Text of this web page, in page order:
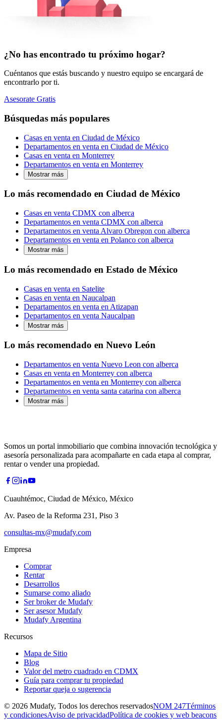
¿No has encontrado tu próximo hogar?
Cuéntanos que estás buscando y nuestro equipo se encargará de
encontrarlo por ti.
Asesorate Gratis
Búsquedas más populares
Casas en venta en Ciudad de México
Departamentos en venta en Ciudad de México
Casas en venta en Monterrey
Departamentos en venta en Monterrey
Mostrar más
Lo más recomendado en Ciudad de México
Casas en venta CDMX con alberca
Departamentos en venta CDMX con alberca
Departamentos en venta Alvaro Obregon con alberca
Departamentos en venta en Polanco con alberca
Mostrar más
Lo más recomendado en Estado de México
Casas en venta en Satelite
Casas en venta en Naucalpan
Departamentos en venta en Atizapan
Departamentos en venta Naucalpan
Mostrar más
Lo más recomendado en Nuevo León
Departamentos en venta Nuevo Leon con alberca
Casas en venta en Monterrey con alberca
Departamentos en venta en Monterrey con alberca
Departamentos en venta santa catarina con alberca
Mostrar más
Somos un portal inmobiliario que combina innovación tecnológica y
asesoría personalizada para acompañarte en cada etapa al comprar,
rentar o vender una propiedad.
Cuauhtémoc, Ciudad de México, México
Av. Paseo de la Reforma 231, Piso 3
consultas-mx@mudafy.com
Empresa
Comprar
Rentar
Desarrollos
Sumarse como aliado
Ser broker de Mudafy
Ser asesor Mudafy
Mudafy Argentina
Recursos
Mapa de Sitio
Blog
Valor del metro cuadrado en CDMX
Guía para comprar tu propiedad
Reportar queja o sugerencia
© 2026 Mudafy, Todos los derechos reservadosNOM 247Términos
y condicionesAviso de privacidadPolítica de cookies y web beacons